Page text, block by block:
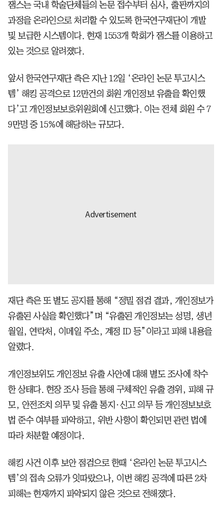
잼스는 국내 학술단체들의 논문 접수부터 심사, 출판까지의
과정을 온라인으로 처리할 수 있도록 한국연구재단이 개발
및 보급한 시스템이다. 현재 1553개 학회가 잼스를 이용하고
있는 것으로 알려졌다.
앞서 한국연구재단 측은 지난 12일 ‘온라인 논문 투고시스
템’ 해킹 공격으로 12만건의 회원 개인정보 유출을 확인했
다’고 개인정보보호위원회에 신고했다. 이는 전체 회원 수 7
9만명 중 15%에 해당하는 규모다.
재단 측은 또 별도 공지를 통해 “정밀 점검 결과, 개인정보가
유출된 사실을 확인했다”며 “유출된 개인정보는 성명, 생년
월일, 연락처, 이메일 주소, 계정 ID 등”이라고 피해 내용을
알렸다.
개인정보위도 개인정보 유출 사안에 대해 별도 조사에 착수
한 상태다. 현장 조사 등을 통해 구체적인 유출 경위, 피해 규
모, 안전조치 의무 및 유출 통지·신고 의무 등 개인정보보호
법 준수 여부를 파악하고, 위반 사항이 확인되면 관련 법에
따라 처분할 예정이다.
해킹 사건 이후 보안 점검으로 한때 ‘온라인 논문 투고시스
템’의 접속 오류가 잇따랐으나, 이번 해킹 공격에 따른 2차
피해는 현재까지 파악되지 않은 것으로 전해졌다.